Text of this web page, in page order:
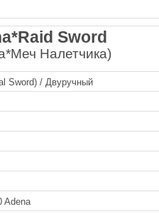
Sword
Налетчика)
Sword) / Двуручный
Adena